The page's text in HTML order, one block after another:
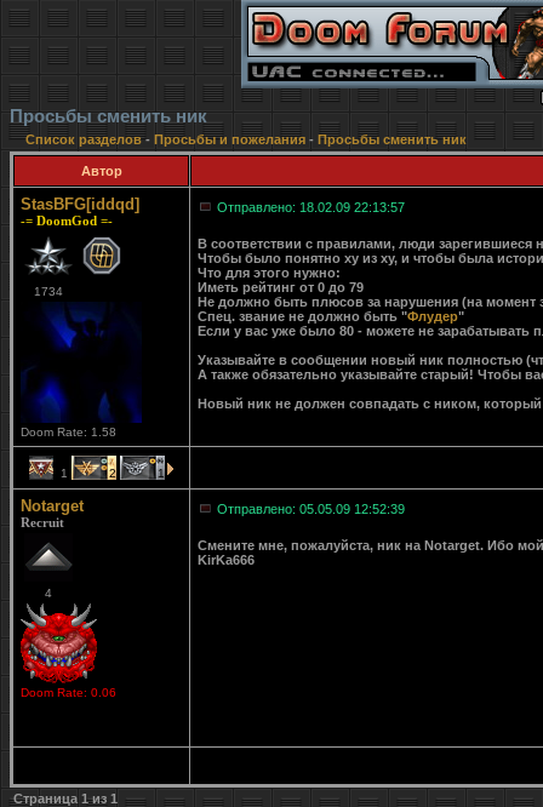
Просьбы сменить ник
Список разделов- Просьбы и пожелания - Просьбы сменить ник
Автор
StasBFG[iddqd]
-= DoomGod =-
1734
Doom Rate: 1.58
Отправлено: 18.02.09 22:13:57
В соответствии с правилами, люди зарегившиеся
Чтобы было понятно ху из ху, и чтобы была
Что для этого нужно:
Иметь рейтинг от 0 до 79
Не должно быть плюсов за нарушения (на момент
Спец. звание не должно быть "Флудер"
Если у вас уже было 80 - можете не зарабатывать
Указывайте в сообщении новый ник полностью
А также обязательно указывайте старый! Чтобы
Новый ник не должен совпадать с ником,
1 2 1
Notarget
Recruit
4
Doom Rate: 0.06
Отправлено: 05.05.09 12:52:39
Смените мне, пожалуйста, ник на Notarget. Ибо
KirKa666
Страница 1из 1